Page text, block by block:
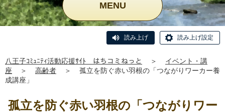
MENU
読み上げ 読み上げ設定
八王子ｺﾐｭﾆﾃｨ活動応援ｻｲﾄ はちコミねっと ＞
イベント・講
座
＞ 高齢者 ＞
孤立を防ぐ赤い羽根の「つながりワーカー養
成講座」
孤立を防ぐ赤い羽根の「つながりワー